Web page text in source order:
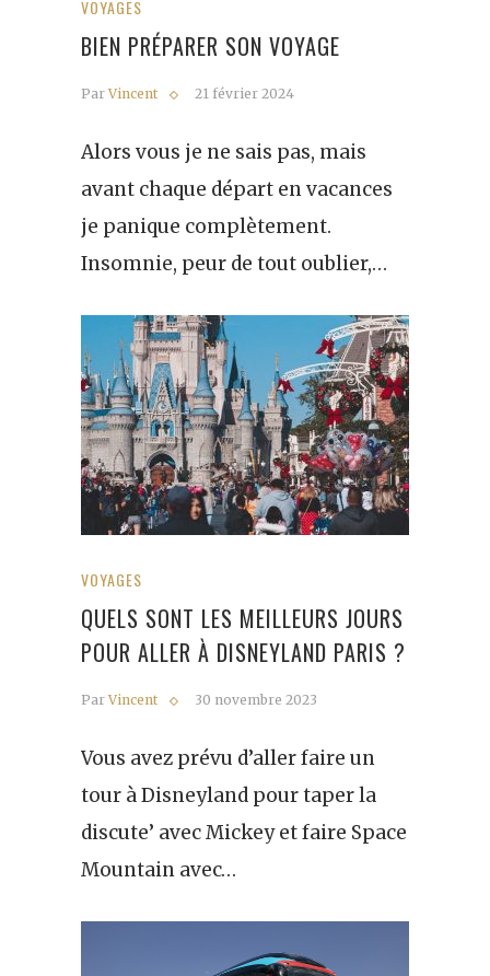
VOYAGES
BIEN PRÉPARER SON VOYAGE
ParVincent 21 février 2024
Alors vous je ne sais pas, mais
avant chaque départ en vacances
je panique complètement.
Insomnie, peur de tout oublier,…
VOYAGES
QUELS SONT LES MEILLEURS JOURS
POUR ALLER À DISNEYLAND PARIS ?
ParVincent 30 novembre 2023
Vous avez prévu d’aller faire un
tour à Disneyland pour taper la
discute’ avec Mickey et faire Space
Mountain avec…